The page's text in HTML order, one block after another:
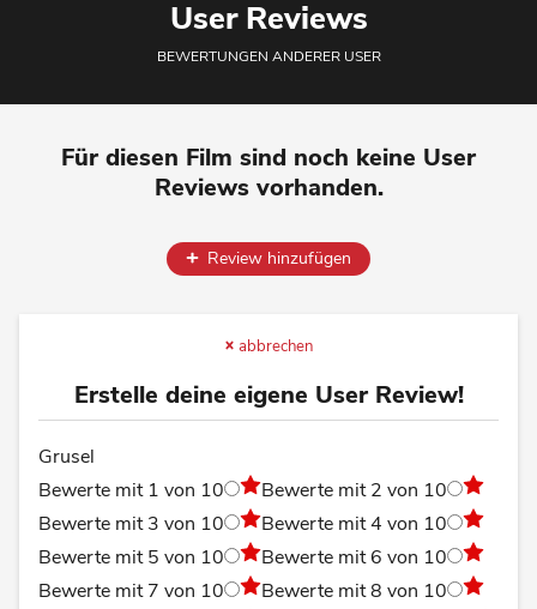
User Reviews
BEWERTUNGEN ANDERER USER
Für diesen Film sind noch keine User
Reviews vorhanden.
Review hinzufügen
abbrechen
Erstelle deine eigene User Review!
Grusel
Bewerte mit 1 von 10
Bewerte mit 2 von 10
Bewerte mit 3 von 10
Bewerte mit 4 von 10
Bewerte mit 5 von 10
Bewerte mit 6 von 10
Bewerte mit 7 von 10
Bewerte mit 8 von 10